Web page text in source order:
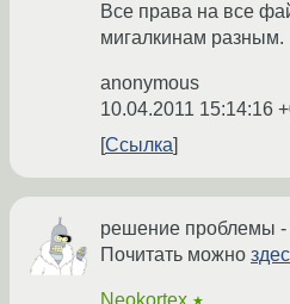
Все права на все
мигалкинам разным.
anonymous
10.04.2011 15:14:16
Ссылка
решение проблемы -
Почитать можно